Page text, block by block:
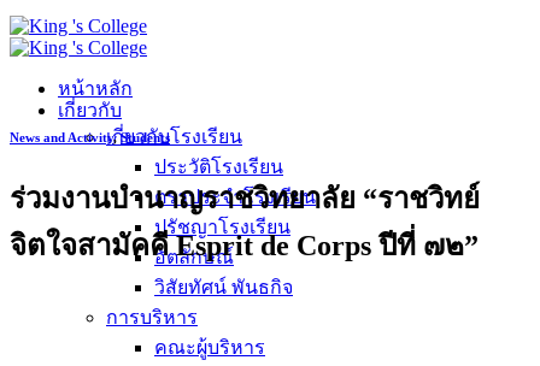
หน้าหลัก
เกี่ยวกับ
เกี่ยวกับโรงเรียน
ประวัติโรงเรียน
ตราประจำโรงเรียน
ปรัชญาโรงเรียน
อัตลักษณ์
วิสัยทัศน์ พันธกิจ
การบริหาร
คณะผู้บริหาร
News and Activity,Students
ร่วมงานบำนาญราชวิทยาลัย “ราชวิทย์
จิตใจสามัคคี Esprit de Corps ปีที่ ๗๒”